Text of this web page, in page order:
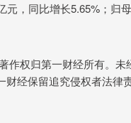
，同比增长5.65%；归
作权归第一财经所有。
经保留追究侵权者法律
北证50